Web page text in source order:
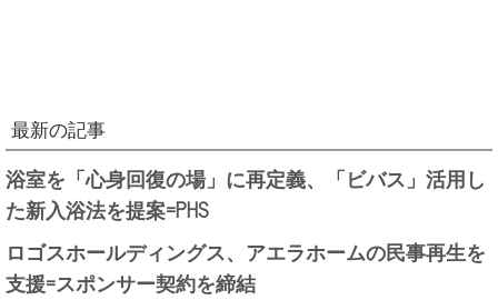
最新の記事
浴室を「心身回復の場」に再定義、「ビバス」活用し
た新入浴法を提案=PHS
ロゴスホールディングス、アエラホームの民事再生を
支援=スポンサー契約を締結